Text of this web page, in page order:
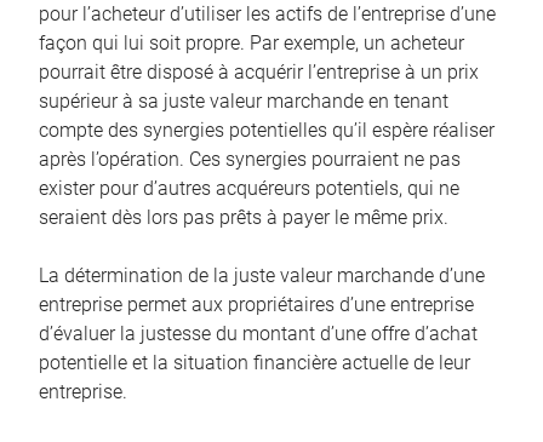
pour l’acheteur d’utiliser les actifs de l’entreprise d’une
façon qui lui soit propre. Par exemple, un acheteur
pourrait être disposé à acquérir l’entreprise à un prix
supérieur à sa juste valeur marchande en tenant
compte des synergies potentielles qu’il espère réaliser
après l’opération. Ces synergies pourraient ne pas
exister pour d’autres acquéreurs potentiels, qui ne
seraient dès lors pas prêts à payer le même prix.
La détermination de la juste valeur marchande d’une
entreprise permet aux propriétaires d’une entreprise
d’évaluer la justesse du montant d’une offre d’achat
potentielle et la situation financière actuelle de leur
entreprise.